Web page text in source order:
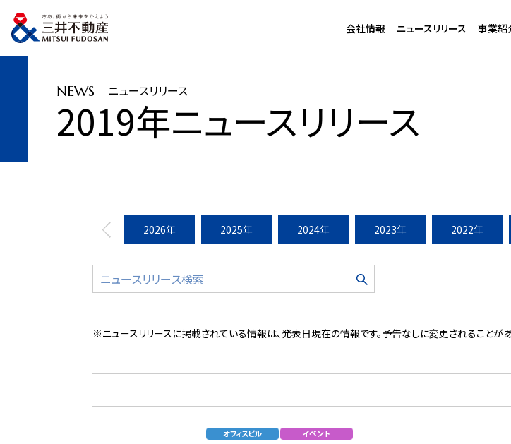
会社情報 ニュースリリース 事業紹
トップページ ニュースリリース
NEWS ニュースリリース
2019年ニュースリリース
2026年 2025年 2024年 2023年 2022年
※ニュースリリースに掲載されている情報は、発表日現在の情報です。予告なしに変更されることがあ